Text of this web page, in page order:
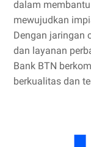
dalam
mewujudkan
Dengan jaringan
dan layanan
Bank BTN
berkualitas dan